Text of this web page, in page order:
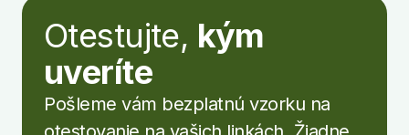
Otestujte, kým
uveríte
Pošleme vám bezplatnú vzorku na